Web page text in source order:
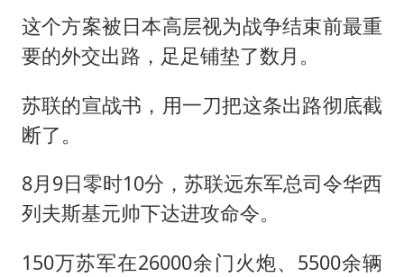
这个方案被日本高层视为战争结束前最重
要的外交出路，足足铺垫了数月。
苏联的宣战书，用一刀把这条出路彻底截
断了。
8月9日零时10分，苏联远东军总司令华西
列夫斯基元帅下达进攻命令。
150万苏军在26000余门火炮、5500余辆